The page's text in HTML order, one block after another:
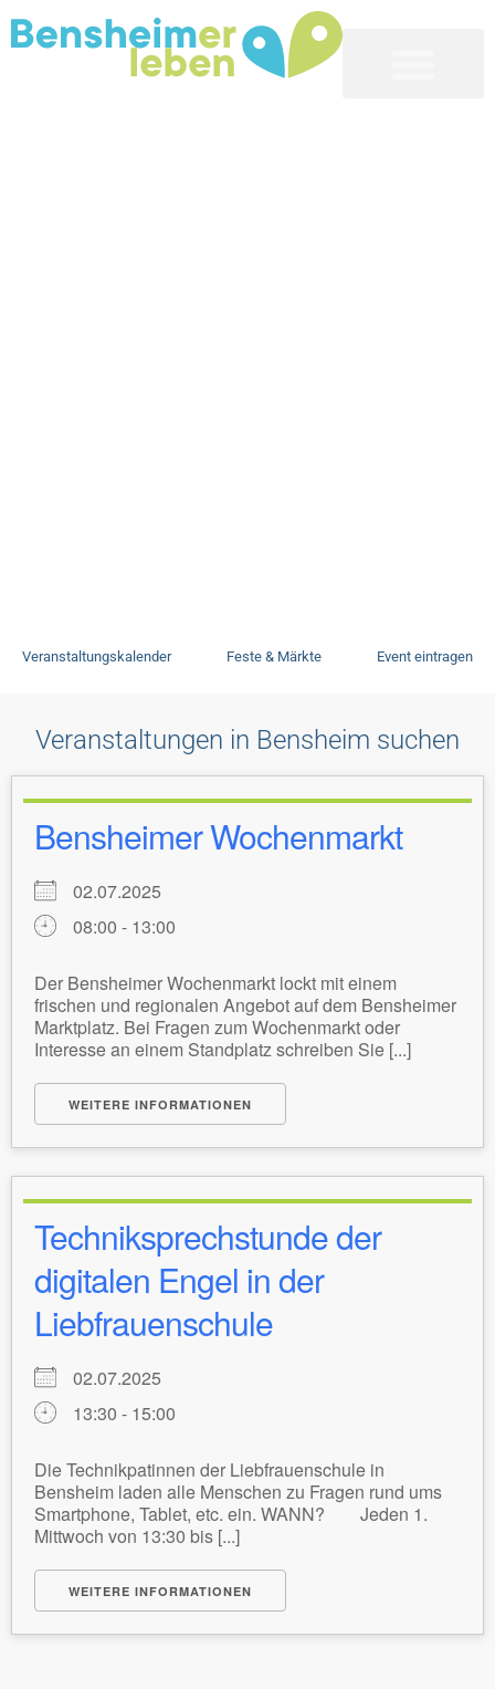
Veranstaltungskalender Feste & Märkte Event eintragen
Veranstaltungen in Bensheim suchen
Bensheimer Wochenmarkt
02.07.2025
08:00 - 13:00
Der Bensheimer Wochenmarkt lockt mit einem
frischen und regionalen Angebot auf dem Bensheimer
Marktplatz. Bei Fragen zum Wochenmarkt oder
Interesse an einem Standplatz schreiben Sie [...]
WEITERE INFORMATIONEN
Techniksprechstunde der
digitalen Engel in der
Liebfrauenschule
02.07.2025
13:30 - 15:00
Die Technikpatinnen der Liebfrauenschule in
Bensheim laden alle Menschen zu Fragen rund ums
Smartphone, Tablet, etc. ein. WANN? Jeden 1.
Mittwoch von 13:30 bis [...]
WEITERE INFORMATIONEN